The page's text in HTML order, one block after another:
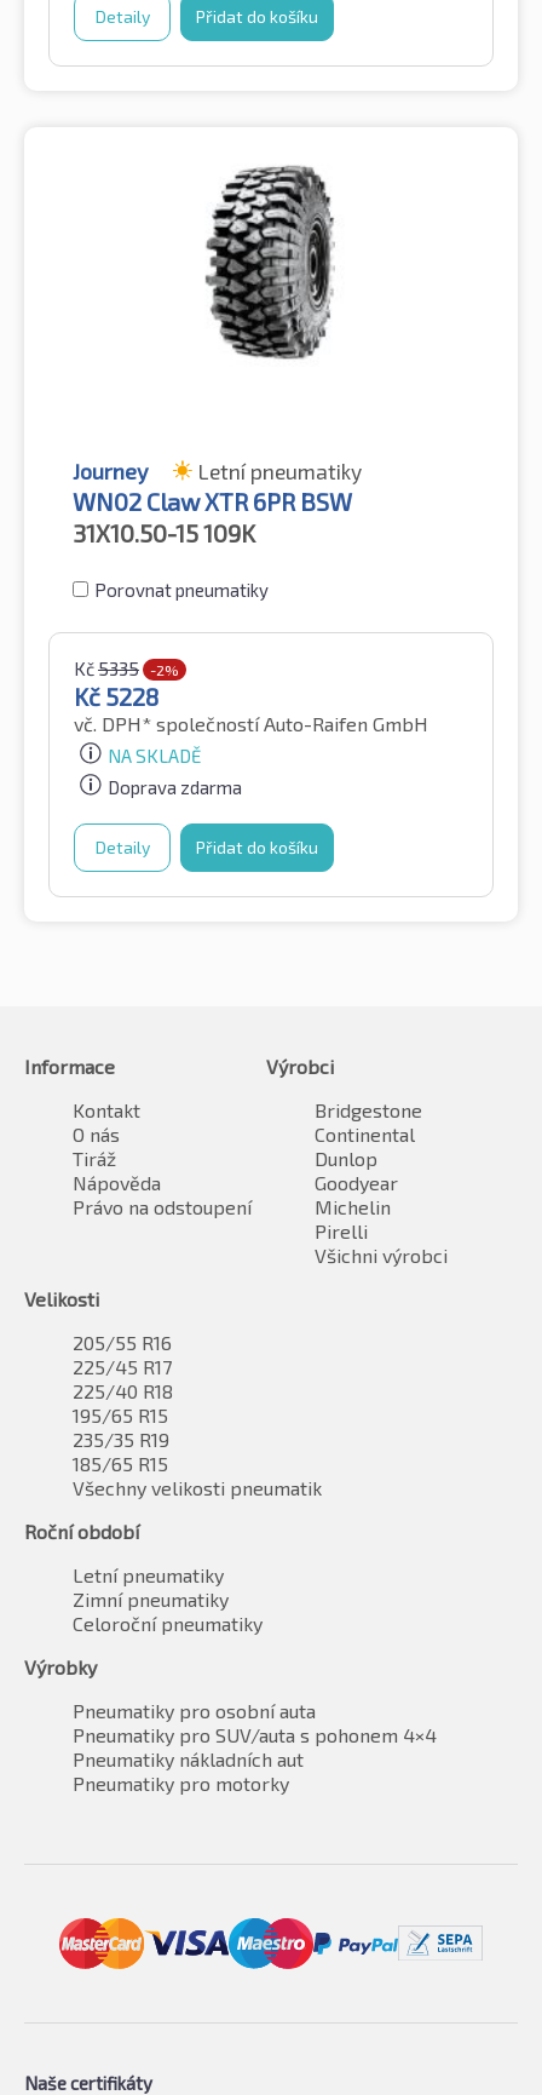
Detaily Přidat do košíku
Journey Letní pneumatiky
WN02 Claw XTR 6PR BSW
31X10.50-15109K
Porovnat pneumatiky
Kč5335 -2%
Kč 5228
vč. DPH* společností Auto-Raifen GmbH
NA SKLADĚ
Doprava zdarma
Detaily Přidat do košíku
Informace
Kontakt
O nás
Tiráž
Nápověda
Právo na odstoupení
Výrobci
Bridgestone
Continental
Dunlop
Goodyear
Michelin
Pirelli
Všichni výrobci
Velikosti
205/55 R16
225/45 R17
225/40 R18
195/65 R15
235/35 R19
185/65 R15
Všechny velikosti pneumatik
Roční období
Letní pneumatiky
Zimní pneumatiky
Celoroční pneumatiky
Výrobky
Pneumatiky pro osobní auta
Pneumatiky pro SUV/auta s pohonem 4×4
Pneumatiky nákladních aut
Pneumatiky pro motorky
Naše certifikáty